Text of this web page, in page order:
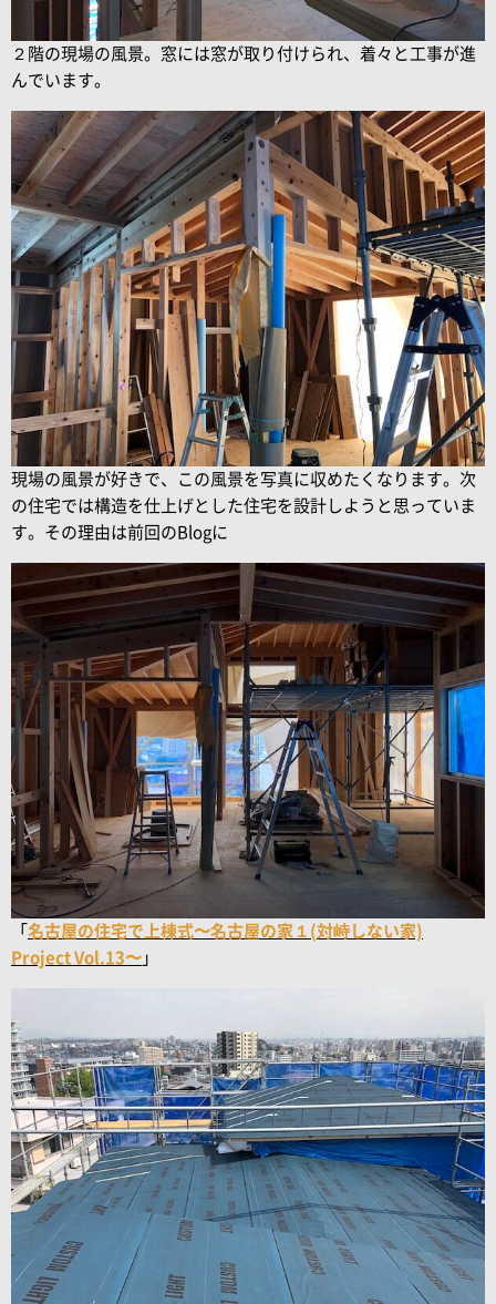
２階の現場の風景。窓には窓が取り付けられ、着々と工事が進
んでいます。
現場の風景が好きで、この風景を写真に収めたくなります。次
の住宅では構造を仕上げとした住宅を設計しようと思っていま
す。その理由は前回のBlogに
「 名古屋の住宅で上棟式〜名古屋の家１(対峙しない家)
Project Vol.13〜 」